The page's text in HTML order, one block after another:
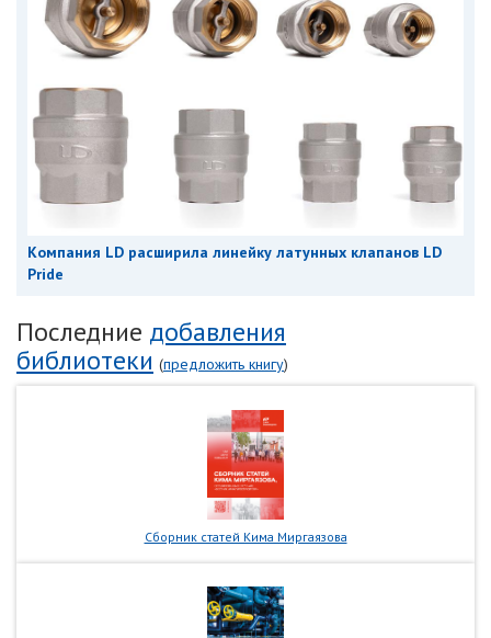
Компания LD расширила линейку латунных клапанов LD
Pride
Последние добавления
библиотеки (предложить книгу)
Сборник статей Кима Миргаязова